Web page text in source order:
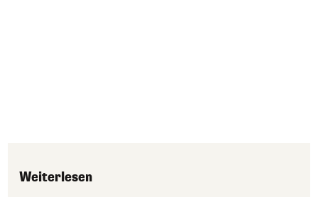
Weiterlesen